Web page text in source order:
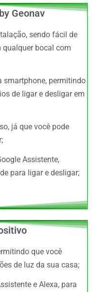
Geonav
sendo fácil de
qualquer bocal com
smartphone, permitindo
de ligar e desligar em
já que você pode
Assistente,
para ligar e desligar;
que você
de luz da sua casa;
e Alexa, para